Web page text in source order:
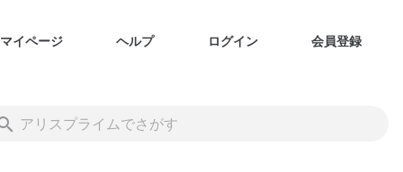
マイページ ヘルプ ログイン 会員登録